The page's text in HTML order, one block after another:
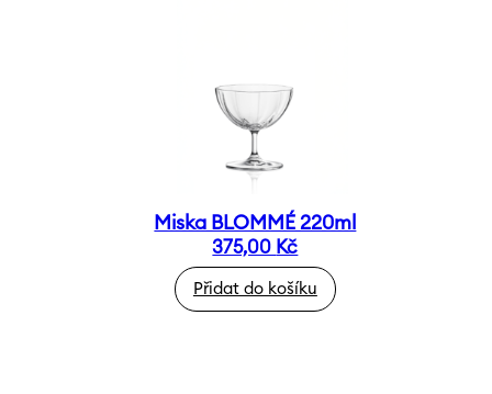
Miska BLOMMÉ 220ml
375,00 Kč
Přidat do košíku